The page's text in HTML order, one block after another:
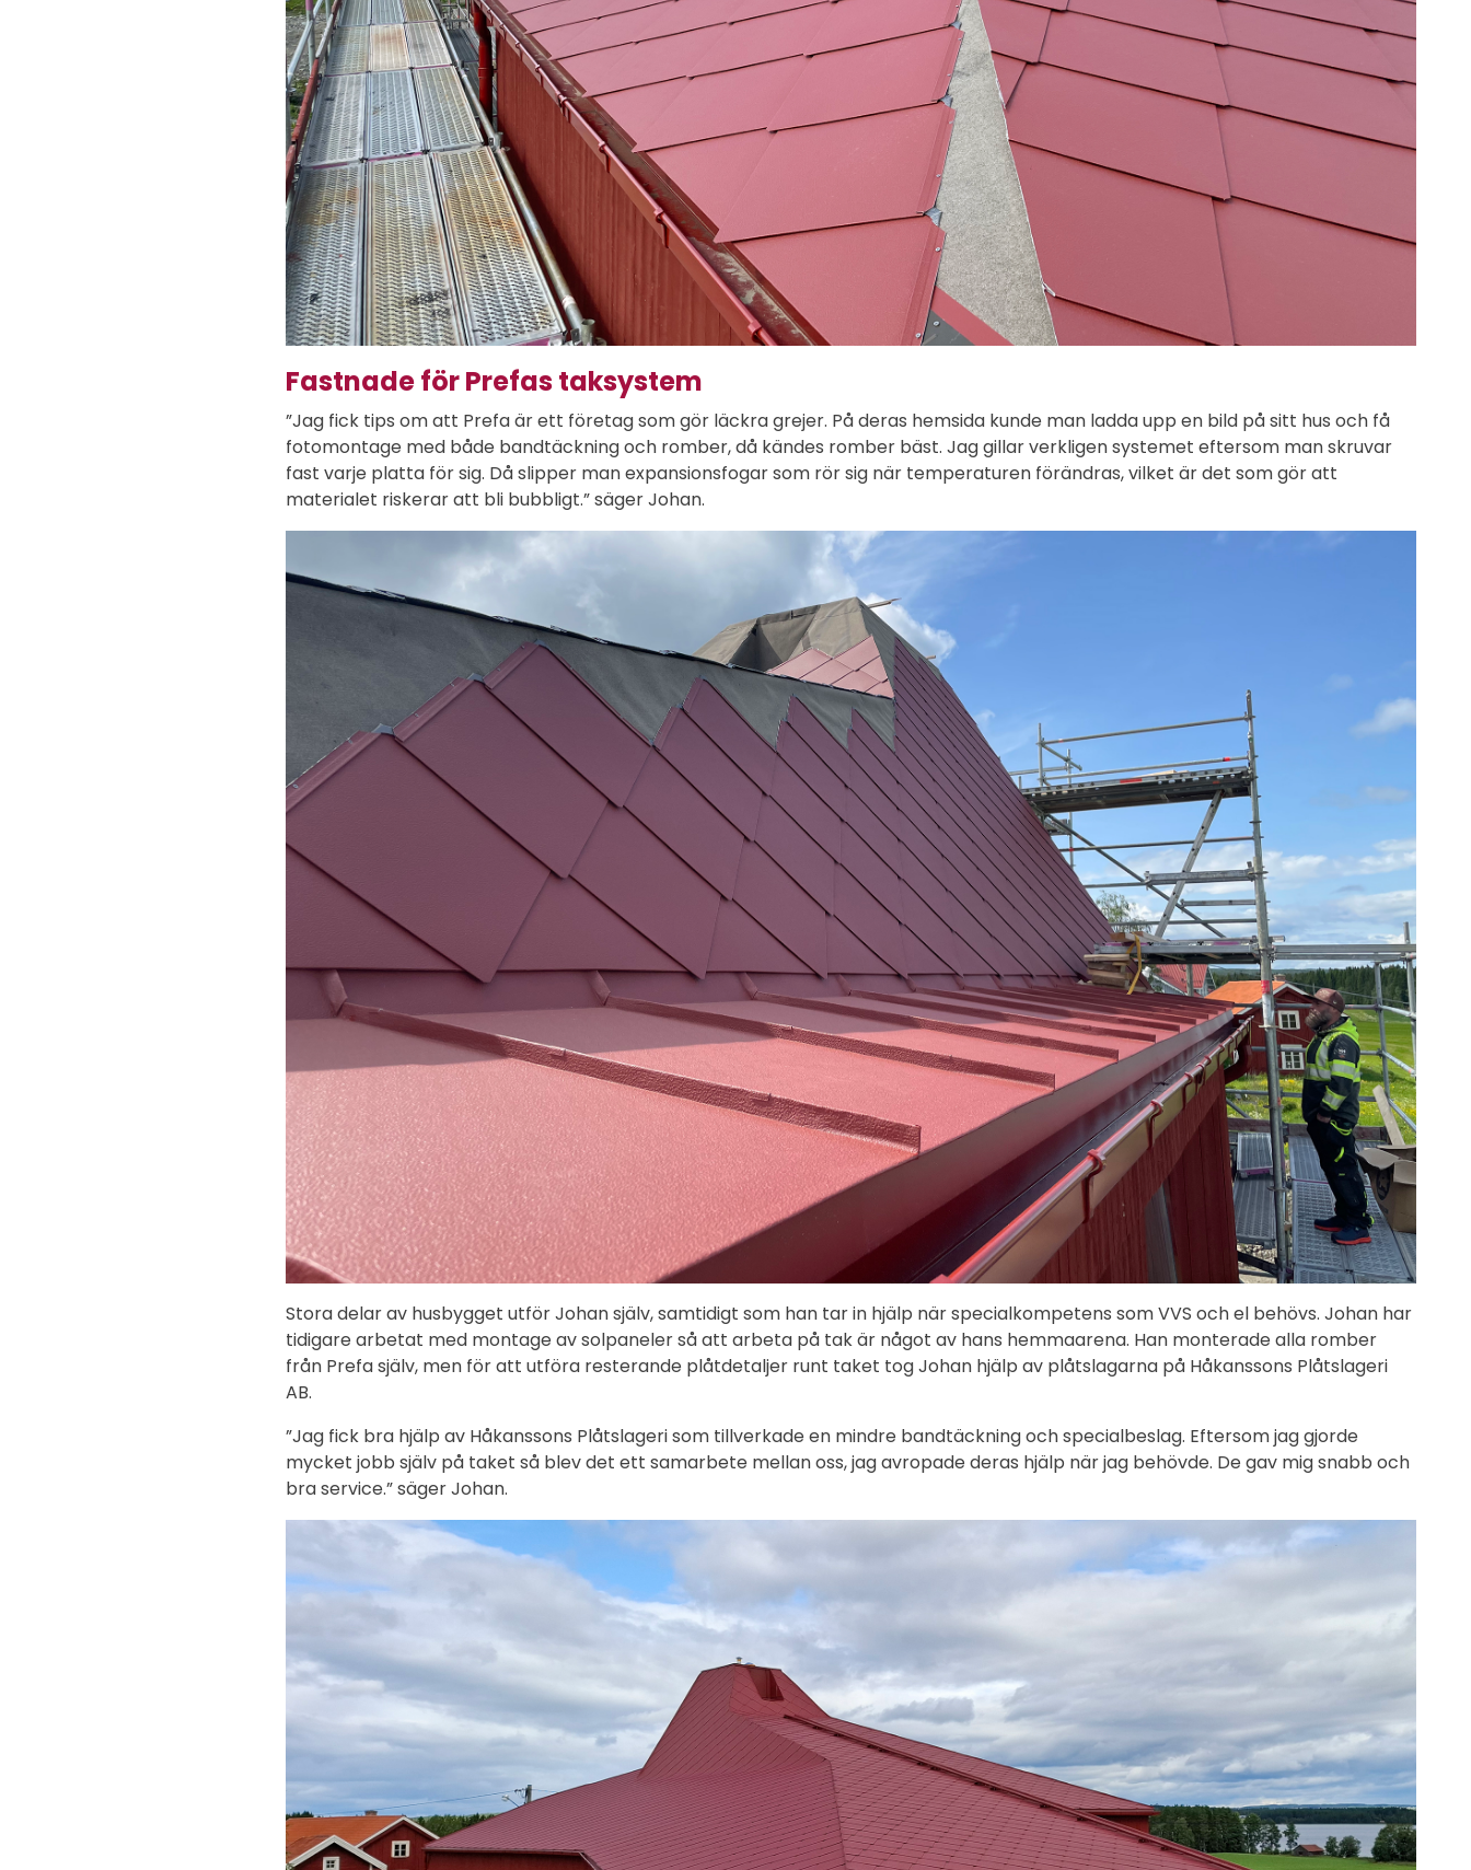
Fastnade för Prefas taksystem
”Jag fick tips om att Prefa är ett företag som gör läckra grejer. På deras hemsida kunde man ladda upp en bild på sitt hus och få
fotomontage med både bandtäckning och romber, då kändes romber bäst. Jag gillar verkligen systemet eftersom man skruvar
fast varje platta för sig. Då slipper man expansionsfogar som rör sig när temperaturen förändras, vilket är det som gör att
materialet riskerar att bli bubbligt.” säger Johan.
Stora delar av husbygget utför Johan själv, samtidigt som han tar in hjälp när specialkompetens som VVS och el behövs. Johan har
tidigare arbetat med montage av solpaneler så att arbeta på tak är något av hans hemmaarena. Han monterade alla romber
från Prefa själv, men för att utföra resterande plåtdetaljer runt taket tog Johan hjälp av plåtslagarna på Håkanssons Plåtslageri
AB.
”Jag fick bra hjälp av Håkanssons Plåtslageri som tillverkade en mindre bandtäckning och specialbeslag. Eftersom jag gjorde
mycket jobb själv på taket så blev det ett samarbete mellan oss, jag avropade deras hjälp när jag behövde. De gav mig snabb och
bra service.” säger Johan.